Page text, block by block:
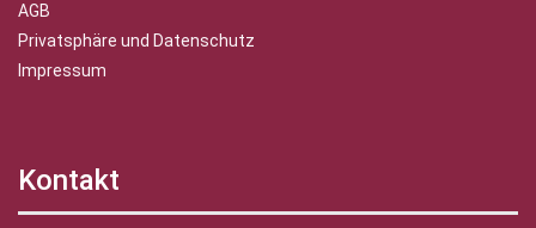
AGB
Privatsphäre und Datenschutz
Impressum
Kontakt